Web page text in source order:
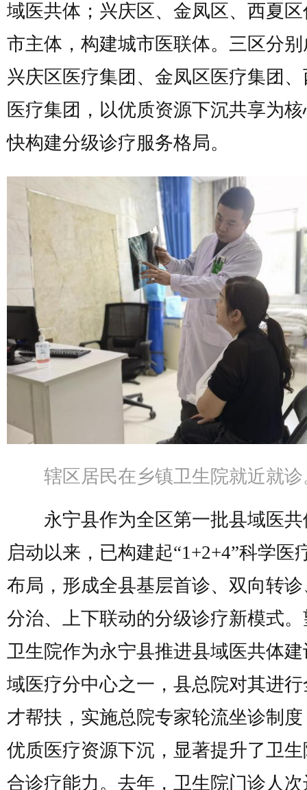
域医共体；兴庆区、金凤区、西夏
市主体，构建城市医联体。三区分
兴庆区医疗集团、金凤区医疗集团
医疗集团，以优质资源下沉共享为
快构建分级诊疗服务格局。
辖区居民在乡镇卫生院就近就诊
永宁县作为全区第一批县域医共
启动以来，已构建起“1+2+4”科学医
布局，形成全县基层首诊、双向转
分治、上下联动的分级诊疗新模式
卫生院作为永宁县推进县域医共体
域医疗分中心之一，县总院对其进
才帮扶，实施总院专家轮流坐诊制
优质医疗资源下沉，显著提升了卫
合诊疗能力。去年，卫生院门诊人次